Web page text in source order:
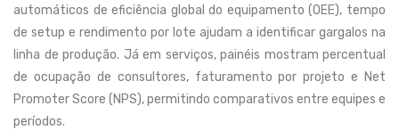
automáticos de eficiência global do equipamento (OEE), tempo
de setup e rendimento por lote ajudam a identificar gargalos na
linha de produção. Já em serviços, painéis mostram percentual
de ocupação de consultores, faturamento por projeto e Net
Promoter Score (NPS), permitindo comparativos entre equipes e
períodos.